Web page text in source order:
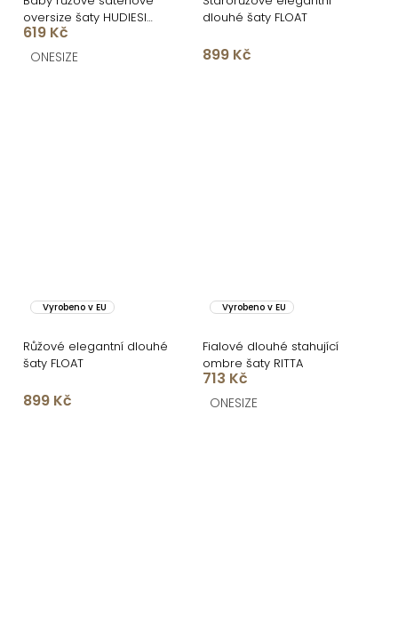
oversize šaty HUDIESI
přes rameno
619 Kč
ONESIZE
dlouhé šaty FLOAT
899 Kč
Vyrobeno v EU
Růžové elegantní dlouhé
šaty FLOAT
899 Kč
Vyrobeno v EU
Fialové dlouhé stahující
ombre šaty RITTA
713 Kč
ONESIZE